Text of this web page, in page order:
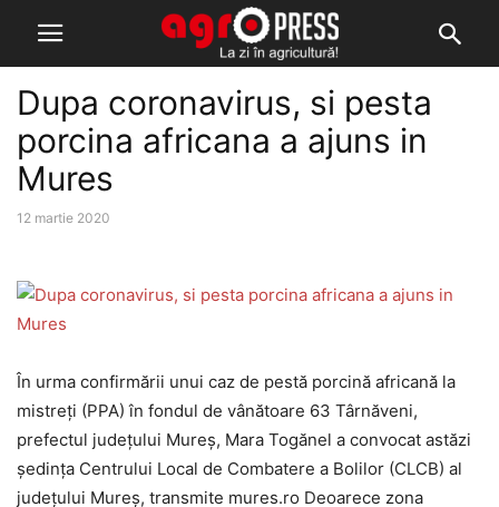
Dupa coronavirus, si pesta
porcina africana a ajuns in
Mures
12 martie 2020
În urma confirmării unui caz de pestă porcină africană la
mistreţi (PPA) în fondul de vânătoare 63 Târnăveni,
prefectul județului Mureș, Mara Togănel a convocat astăzi
ședința Centrului Local de Combatere a Bolilor (CLCB) al
judeţului Mureș, transmite mures.ro Deoarece zona